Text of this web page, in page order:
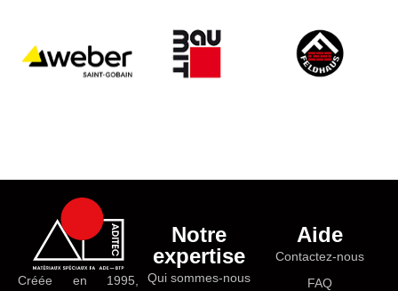
Créée en 1995,
Notre
expertise
Qui sommes-nous
Aide
Contactez-nous
FAQ